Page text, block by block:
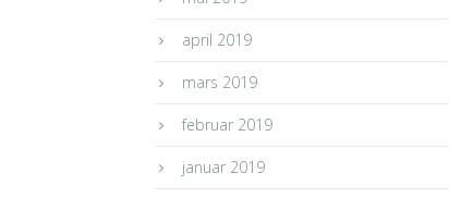
april 2019
mars 2019
februar 2019
januar 2019